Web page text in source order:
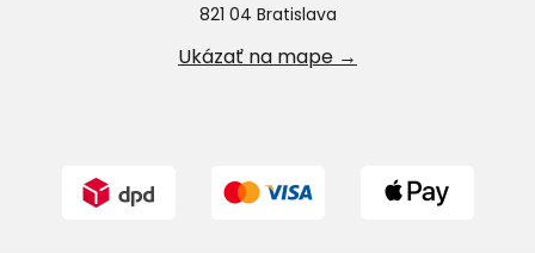
821 04 Bratislava
Ukázať na mape →